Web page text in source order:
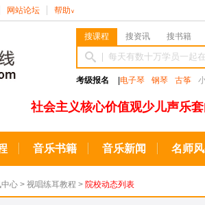
网站论坛 帮助 ∨
搜课程 搜资讯 搜书籍
考级报名 电子琴 钢琴 古筝
社会主义核心价值观少儿声乐
音乐书籍 音乐新闻 名师
中心 > 视唱练耳教程 > 院校动态列表